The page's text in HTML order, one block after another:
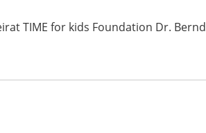
TIME for kids Foundation Dr. Bernd